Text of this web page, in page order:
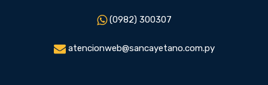
(0982) 300307
atencionweb@sancayetano.com.py